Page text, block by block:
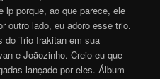
lp porque, ao que parece, ele
outro lado, eu adoro esse trio.
Trio Irakitan em sua
e Joãozinho. Creio eu que
lançado por eles. Álbum